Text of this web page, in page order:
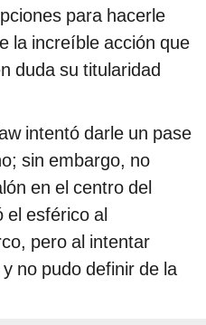
para hacerle
la increíble acción que
duda su titularidad
intentó darle un pase
sin embargo, no
en el centro del
el esférico al
pero al intentar
no pudo definir de la